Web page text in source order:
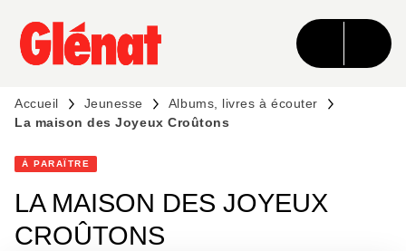
MENU RECHERCHE CONTENU
PIED DE PAGE
Accueil Jeunesse
Albums, livres à écouter
La maison des Joyeux Croûtons
À PARAÎTRE
LA MAISON DES JOYEUX
CROÛTONS